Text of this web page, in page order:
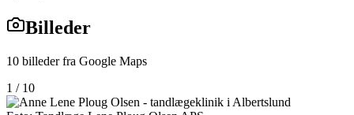
Billeder
10 billeder fra Google Maps
1 / 10